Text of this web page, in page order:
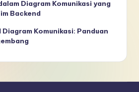
Diagram Komunikasi yang
Backend
Komunikasi: Panduan